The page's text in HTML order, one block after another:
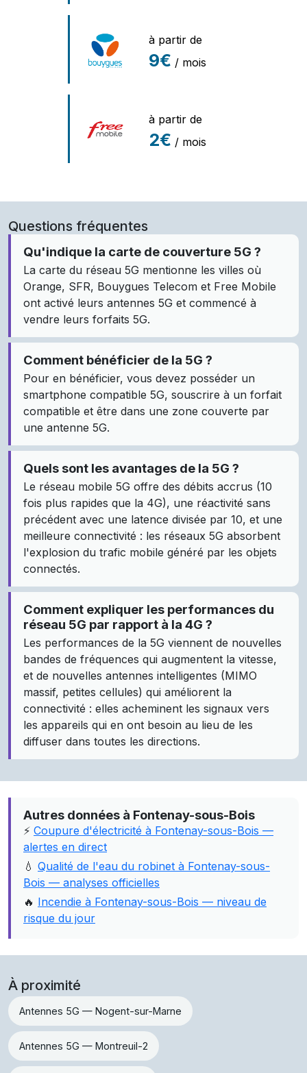
à partir de
9€ / mois
à partir de
2€ / mois
Questions fréquentes
Qu'indique la carte de couverture 5G ?
La carte du réseau 5G mentionne les villes où
Orange, SFR, Bouygues Telecom et Free Mobile
ont activé leurs antennes 5G et commencé à
vendre leurs forfaits 5G.
Comment bénéficier de la 5G ?
Pour en bénéficier, vous devez posséder un
smartphone compatible 5G, souscrire à un forfait
compatible et être dans une zone couverte par
une antenne 5G.
Quels sont les avantages de la 5G ?
Le réseau mobile 5G offre des débits accrus (10
fois plus rapides que la 4G), une réactivité sans
précédent avec une latence divisée par 10, et une
meilleure connectivité : les réseaux 5G absorbent
l'explosion du trafic mobile généré par les objets
connectés.
Comment expliquer les performances du
réseau 5G par rapport à la 4G ?
Les performances de la 5G viennent de nouvelles
bandes de fréquences qui augmentent la vitesse,
et de nouvelles antennes intelligentes (MIMO
massif, petites cellules) qui améliorent la
connectivité : elles acheminent les signaux vers
les appareils qui en ont besoin au lieu de les
diffuser dans toutes les directions.
Autres données à Fontenay-sous-Bois
⚡ Coupure d'électricité à Fontenay-sous-Bois —
alertes en direct
💧 Qualité de l'eau du robinet à Fontenay-sous-
Bois — analyses officielles
🔥 Incendie à Fontenay-sous-Bois — niveau de
risque du jour
À proximité
Antennes 5G — Nogent-sur-Marne
Antennes 5G — Montreuil-2